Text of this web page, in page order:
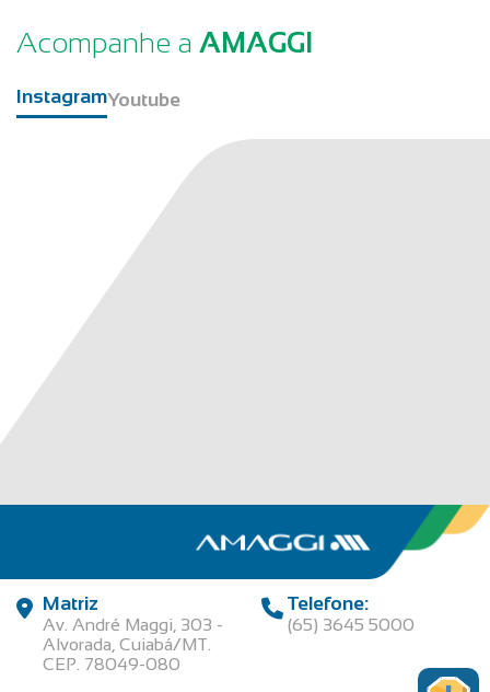
Acompanhe a AMAGGI
InstagramYoutube
Matriz
Av. André Maggi, 303 -
Alvorada, Cuiabá/MT.
CEP. 78049-080
Telefone:
(65) 3645 5000